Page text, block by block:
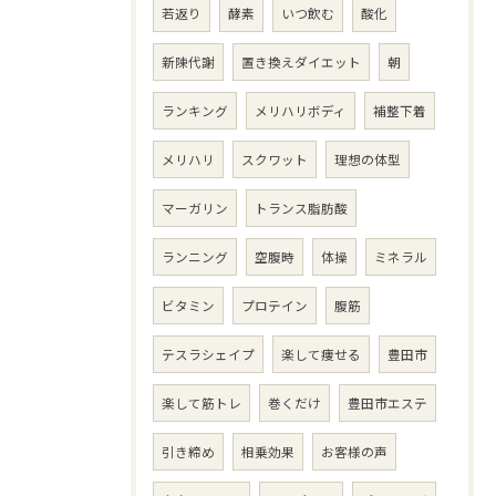
若返り 酵素 いつ飲む 酸化
新陳代謝 置き換えダイエット 朝
ランキング メリハリボディ 補整下着
メリハリ スクワット 理想の体型
マーガリン トランス脂肪酸
ランニング 空腹時 体操 ミネラル
ビタミン プロテイン 腹筋
テスラシェイプ 楽して痩せる 豊田市
楽して筋トレ 巻くだけ 豊田市エステ
引き締め 相乗効果 お客様の声